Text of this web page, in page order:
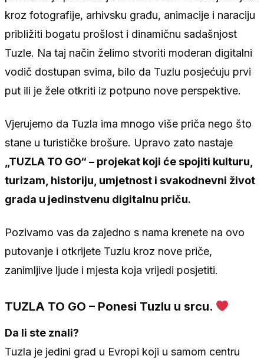
kroz fotografije, arhivsku građu, animacije i naraciju
približiti bogatu prošlost i dinamičnu sadašnjost
Tuzle. Na taj način želimo stvoriti moderan digitalni
vodič dostupan svima, bilo da Tuzlu posjećuju prvi
put ili je žele otkriti iz potpuno nove perspektive.
Vjerujemo da Tuzla ima mnogo više priča nego što
stane u turističke brošure. Upravo zato nastaje
„TUZLA TO GO“ – projekat koji će spojiti kulturu,
turizam, historiju, umjetnost i svakodnevni život
grada u jedinstvenu digitalnu priču.
Pozivamo vas da zajedno s nama krenete na ovo
putovanje i otkrijete Tuzlu kroz nove priče,
zanimljive ljude i mjesta koja vrijedi posjetiti.
TUZLA TO GO – Ponesi Tuzlu u srcu.
Da li ste znali?
Tuzla je jedini grad u Evropi koji u samom centru